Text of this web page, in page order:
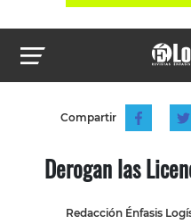
Compartir
Derogan las
Redacción Énfasis